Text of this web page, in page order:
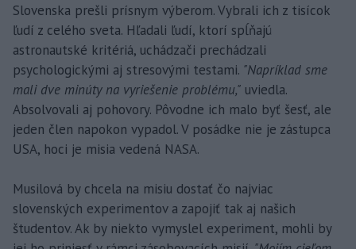
Slovenska prešli prísnym výberom. Vybrali ich z tisícok
ľudí z celého sveta. Hľadali ľudí, ktorí spĺňajú
astronautské kritériá, uchádzači prechádzali
psychologickými aj stresovými testami. "Napríklad sme
mali dve minúty na vyriešenie problému," uviedla.
Absolvovali aj pohovory. Pôvodne ich malo byť šesť, ale
jeden člen napokon vypadol. V posádke nie je zástupca
USA, hoci je misia vedená NASA.
Musilová by chcela na misiu dostať čo najviac
slovenských experimentov a zapojiť tak aj našich
študentov. Ak by niekto vymyslel experiment, mohli by